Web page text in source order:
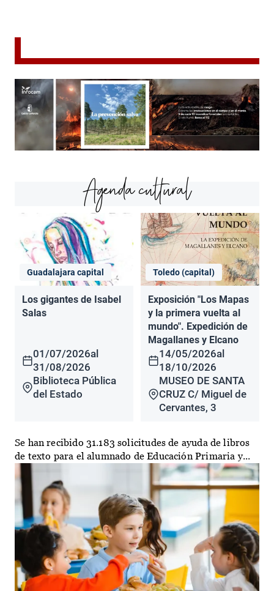
Agenda cultural
Guadalajara capital
Los gigantes de Isabel
Salas
01/07/2026al
31/08/2026
Biblioteca Pública
del Estado
Toledo (capital)
Exposición "Los Mapas
y la primera vuelta al
mundo". Expedición de
Magallanes y Elcano
14/05/2026al
18/10/2026
MUSEO DE SANTA
CRUZ C/ Miguel de
Cervantes, 3
Se han recibido 31.183 solicitudes de ayuda de libros
de texto para el alumnado de Educación Primaria y...